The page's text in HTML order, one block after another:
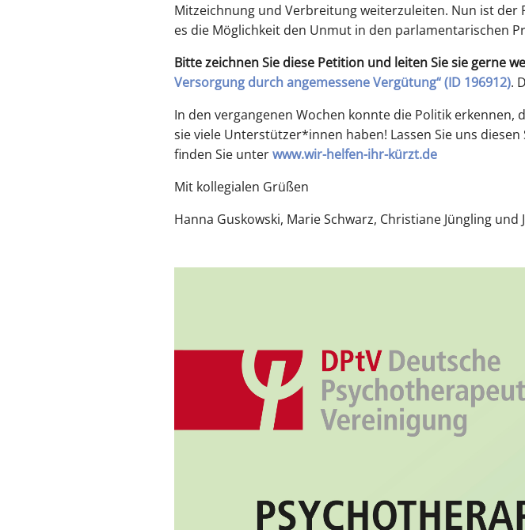
Mitzeichnung und Verbreitung weiterzuleiten. Nun ist
es die Möglichkeit den Unmut in den parlamentarischen
Bitte zeichnen Sie diese Petition und leiten Sie sie gerne
Versorgung durch angemessene Vergütung“ (ID 196912).
In den vergangenen Wochen konnte die Politik
sie viele Unterstützer*innen haben! Lassen Sie uns
finden Sie unterwww.wir-helfen-ihr-kürzt.de
Mit kollegialen Grüßen
Hanna Guskowski, Marie Schwarz, Christiane Jüngling und